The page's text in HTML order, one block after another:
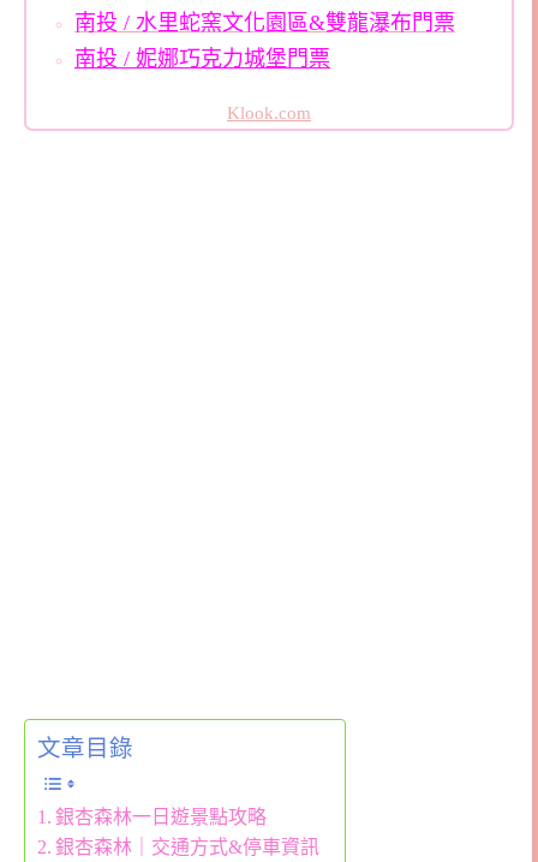
南投 / 水里蛇窯文化園區&雙龍瀑布門票
南投 / 妮娜巧克力城堡門票
Klook.com
文章目錄
銀杏森林一日遊景點攻略
銀杏森林｜交通方式&停車資訊